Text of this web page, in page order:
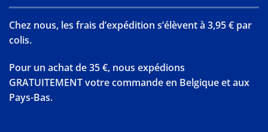
Chez nous, les frais d’expédition s’élèvent à 3,95 € par
colis.
Pour un achat de 35 €, nous expédions
GRATUITEMENT votre commande en Belgique et aux
Pays-Bas.